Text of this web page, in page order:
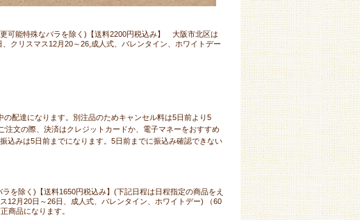
可能特殊なバラを除く)【送料2200円税込み】 大阪市北区は
クリスマス12月20～26,成人式、バレンタイン、ホワイトデー
配達になります。別注品のためキャンセル料は5日前より5
注文の際、決済はクレジットカードか、電子マネーをおすすめ
込みは5日前までになります。5日前までに振込み確認できない
を除く)【送料1650円税込み】(下記日程は日程指定の商品をえ
12月20日～26日、成人式、バレンタイン、ホワイトデー) （60
商品になります。